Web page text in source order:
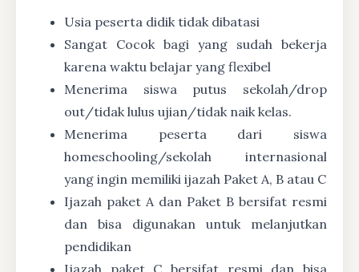
Usia peserta didik tidak dibatasi
Sangat Cocok bagi yang sudah bekerja
karena waktu belajar yang flexibel
Menerima siswa putus sekolah/drop
out/tidak lulus ujian/tidak naik kelas.
Menerima peserta dari siswa
homeschooling/sekolah internasional
yang ingin memiliki ijazah Paket A, B atau C
Ijazah paket A dan Paket B bersifat resmi
dan bisa digunakan untuk melanjutkan
pendidikan
Ijazah paket C bersifat resmi dan bisa